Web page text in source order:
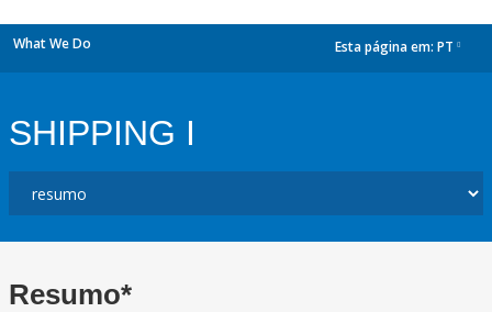
What We Do Esta página em: PT
SHIPPING I
Resumo*